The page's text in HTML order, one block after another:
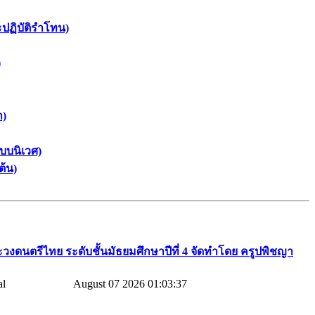
ฏิบัติรำโทน)
)
บนิเวศ)
น)
วงดนตรีไทย​ ระดับชั้นมัธยมศึกษาปีที่​ 4​ จัดทำโดย​ ครูปพิชญา​
August 07 2026 01:03:37